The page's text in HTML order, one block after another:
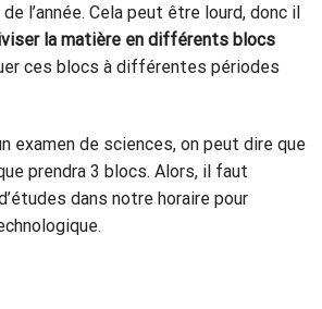
l’année. Cela peut être lourd, donc il
la matière en différents blocs
ces blocs à différentes périodes
examen de sciences, on peut dire que
prendra 3 blocs. Alors, il faut
dans notre horaire pour